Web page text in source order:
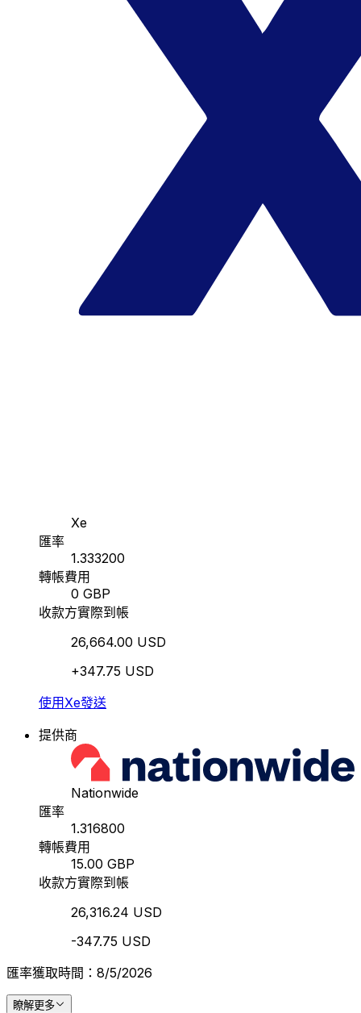
Xe
匯率
1.333200
轉帳費用
0 GBP
收款方實際到帳
26,664.00 USD
+347.75 USD
使用Xe發送
提供商
Nationwide
匯率
1.316800
轉帳費用
15.00 GBP
收款方實際到帳
26,316.24 USD
-347.75 USD
匯率獲取時間：8/5/2026
瞭解更多